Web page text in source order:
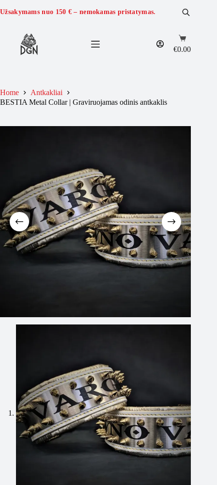
to
Užsakymams nuo 150 € – nemokamas pristatymas.
Shopping
cart
€0.00
Home
Antkakliai
BESTIA Metal Collar | Graviruojamas odinis antkaklis